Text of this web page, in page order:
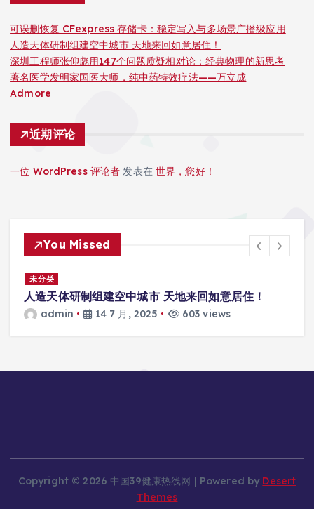
可误删恢复 CFexpress 存储卡：稳定写入与多场景广播级应用
人造天体研制组建空中城市 天地来回如意居住！
深圳工程师张仰彪用147个问题质疑相对论：经典物理的新思考
著名医学发明家国医大师，纯中药特效疗法——万立成
Admore
近期评论
一位 WordPress 评论者 发表在世界，您好！
You Missed
未分类
人造天体研制组建空中城市 天地来回如意居住！
admin 14 7 月, 2025 603 views
Copyright © 2026 中国39健康热线网 | Powered by Desert
Themes